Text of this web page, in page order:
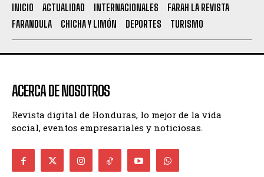
INICIO ACTUALIDAD INTERNACIONALES
FARAH LA REVISTA
FARANDULA
CHICHA Y LIMÓN DEPORTES TURISMO
ACERCA DE NOSOTROS
Revista digital de Honduras, lo mejor de la vida
social, eventos empresariales y noticiosas.